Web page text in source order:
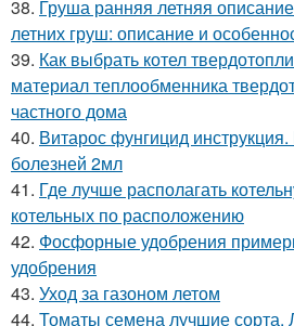
38. Груша ранняя летняя
летних груш: описание и
39. Как выбрать котел
материал теплообменника
частного дома
40. Витарос фунгицид
болезней 2мл
41. Где лучше располагать
котельных по расположению
42. Фосфорные удобрения
удобрения
43. Уход за газоном летом
44. Томаты семена лучшие сорта.